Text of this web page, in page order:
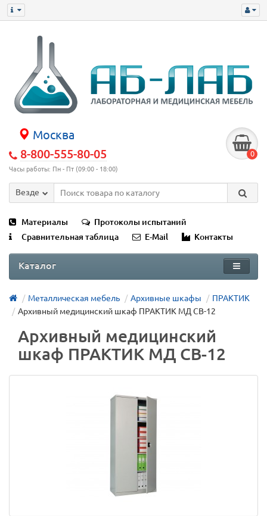
Москва
8-800-555-80-05
Часы работы: Пн - Пт (09:00 - 18:00)
0
Везде
Материалы
Протоколы испытаний
Сравнительная таблица
E-Mail Контакты
Каталог
Металлическая мебель Архивные шкафы
ПРАКТИК
Архивный медицинский шкаф ПРАКТИК МД CB-12
Архивный медицинский
шкаф ПРАКТИК МД CB-12